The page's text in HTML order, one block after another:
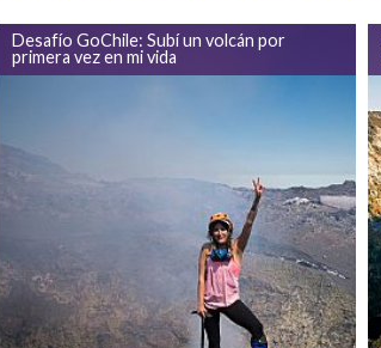
10 increíbles lugares que no sabías
que estaban en Chile